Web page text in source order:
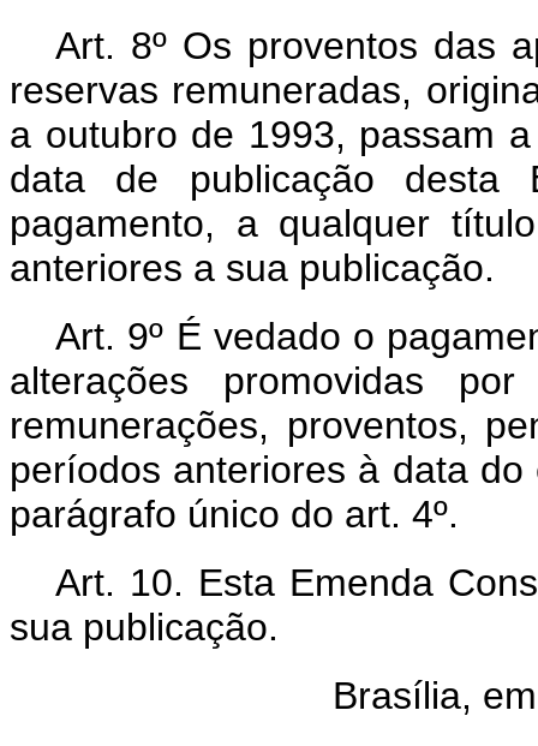
Art. 8º Os proventos das
reservas remuneradas,
a outubro de 1993, passam
data de publicação desta
pagamento, a qualquer
anteriores a sua publicação.
Art. 9º É vedado o
alterações promovidas
remunerações, proventos,
períodos anteriores à data
parágrafo único do art. 4º.
Art. 10. Esta Emenda
sua publicação.
Brasília,